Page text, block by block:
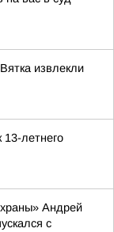
извлекли
летнего
Андрей
с